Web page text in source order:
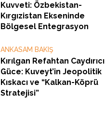
Kuvveti: Özbekistan-
Kırgızistan Ekseninde
Bölgesel Entegrasyon
ANKASAM BAKIŞ
Kırılgan Refahtan Caydırıcı
Güce: Kuveyt’in Jeopolitik
Kıskacı ve “Kalkan-Köprü
Stratejisi”